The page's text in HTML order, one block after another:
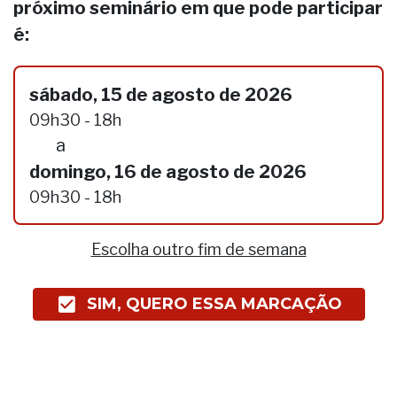
próximo seminário em que pode participar
é:
sábado, 15 de agosto de 2026
09h30 - 18h
a
domingo, 16 de agosto de 2026
09h30 - 18h
Escolha outro fim de semana
SIM, QUERO ESSA MARCAÇÃO